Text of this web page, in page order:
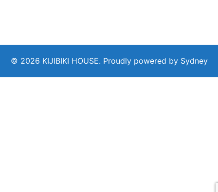
© 2026 KIJIBIKI HOUSE. Proudly powered by Sydney